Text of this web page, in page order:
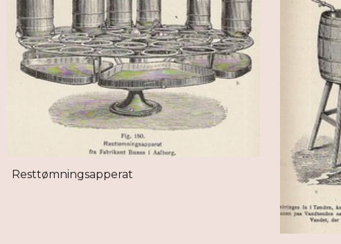
Resttømningsapperat